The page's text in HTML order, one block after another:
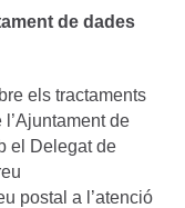
de dades
els tractaments
de
el Delegat de
postal a l’atenció